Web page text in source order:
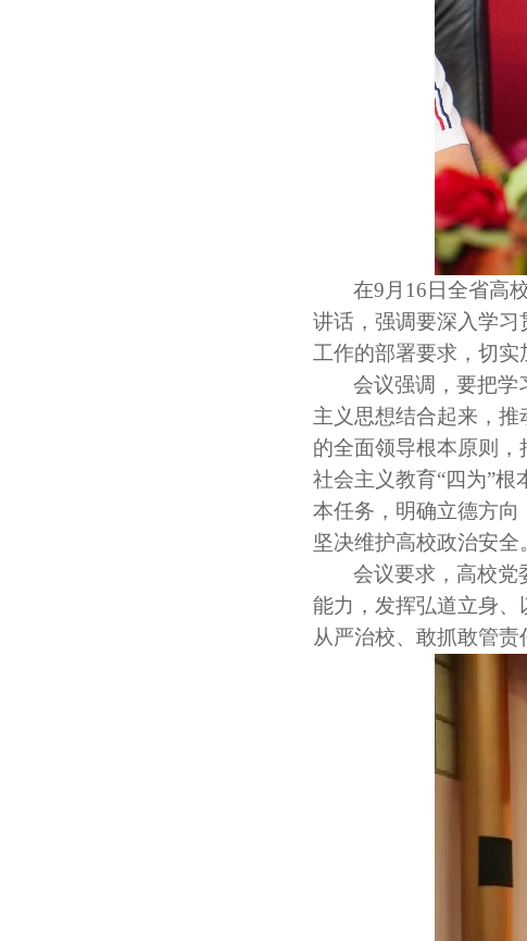
在9月16 日全省高
讲话，强调要深入学习
工作的部署要求，切实
会议强调，要把学
主义思想结合起来，
的全面领导根本原则
社会主义教育“四为”
本任务，明确立德方向
坚决维护高校政治安
会议要求，高校党
能力，发挥弘道立身
从严治校、敢抓敢管责